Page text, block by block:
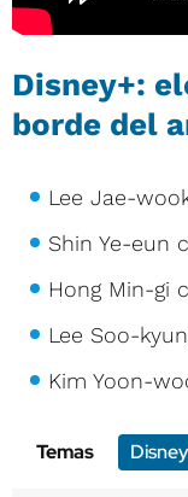
Disney+:
borde del
Lee Jae-
Shin Ye-eun
Hong Min-gi
Lee Soo-
Kim Yoon-
Temas Disney